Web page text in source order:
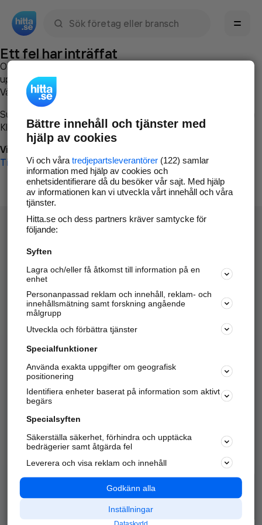
Ett fel har inträffat
Om du vill kan du
uppstod så att vi lättare och snabbare kan avhjälpa det.
Vänligen försök med följande:
Surfa till
Klicka påTillbaka-knappen i webbläsaren och försök igen
Vi beklagar besväret!
Till startsidan
Hitta.se - Gratis nummerupplysning.
Sök företag, personer och platser.
Hitta telefonnummer, adresser, företagsinfo mm.
Marknadsför företaget
Kom igång och annonsera mot
samarbetspartners nära dig.
Alla kategorier
Populära sökningar
API & Kartor
Annonsera
Integritet
Nödnummer
Bättre innehåll och tjänster med
hjälp av cookies
Vi och våra tredjepartsleverantörer(122) samlar
information med hjälp av cookies och
enhetsidentifierare då du besöker vår sajt. Med hjälp
av informationen kan vi utveckla vårt innehåll och våra
tjänster.
Hitta.se och dess partners kräver samtycke för
följande:
Syften
Lagra och/eller få åtkomst till information på en
enhet
Personanpassad reklam och innehåll, reklam- och
innehållsmätning samt forskning angående
målgrupp
Utveckla och förbättra tjänster
Specialfunktioner
Använda exakta uppgifter om geografisk
positionering
Identifiera enheter baserat på information som aktivt
begärs
Specialsyften
Säkerställa säkerhet, förhindra och upptäcka
bedrägerier samt åtgärda fel
Leverera och visa reklam och innehåll
Godkänn alla
Inställningar
Dataskydd